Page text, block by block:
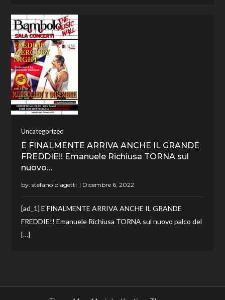
Uncategorized
E FINALMENTE ARRIVA ANCHE IL GRANDE
FREDDIE!! Emanuele Richiusa TORNA sul
nuovo…
by:stefano biagetti
[ad_1] E FINALMENTE ARRIVA ANCHE IL GRANDE
FREDDIE!! Emanuele Richiusa TORNA sul nuovo palco del
[…]